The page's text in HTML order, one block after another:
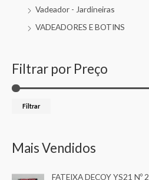
Vadeador - Jardineiras
VADEADORES E BOTINS
Filtrar por Preço
Filtrar
Mais Vendidos
FATEIXA DECOY YS21 Nº 2